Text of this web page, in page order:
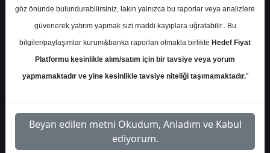
Kurum Sayısı
8
Al
5
Endeks Üstü Get.
3
Salı, 14 Ocak 2025
göz önünde bulundurabilirsiniz, lakin yalnızca bu raporlar veya analizlere
güvenerek yatırım yapmak sizi maddi kayıplara uğratabilir.. Bu
bilgiler/paylaşımlar kurum&banka raporları olmakla birlikte Hedef Fiyat
Platformu kesinlikle alım/satım için bir tavsiye veya yorum
yapmamaktadır ve yine kesinlikle tavsiye niteliği taşımamaktadır."
Beyan edilen metni Okudum, Anladım ve Kabul
ediyorum.